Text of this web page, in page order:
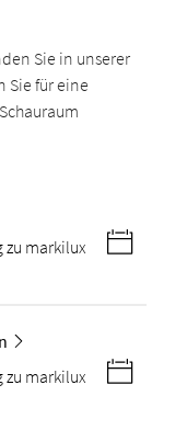
Sie in unserer
Sie für eine
zu markilux
zu markilux